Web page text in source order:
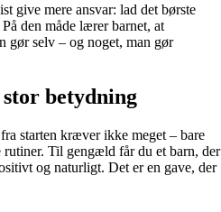
give mere ansvar: lad det børste
den måde lærer barnet, at
gør selv – og noget, man gør
betydning
starten kræver ikke meget – bare
Til gengæld får du et barn, der
og naturligt. Det er en gave, der